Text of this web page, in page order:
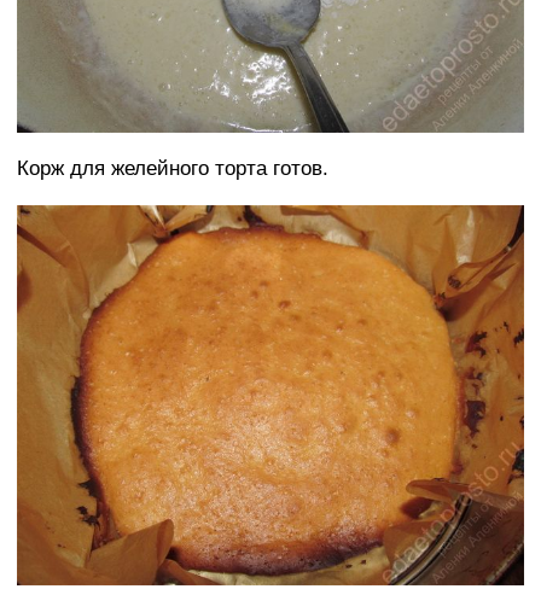
Корж для желейного торта готов.